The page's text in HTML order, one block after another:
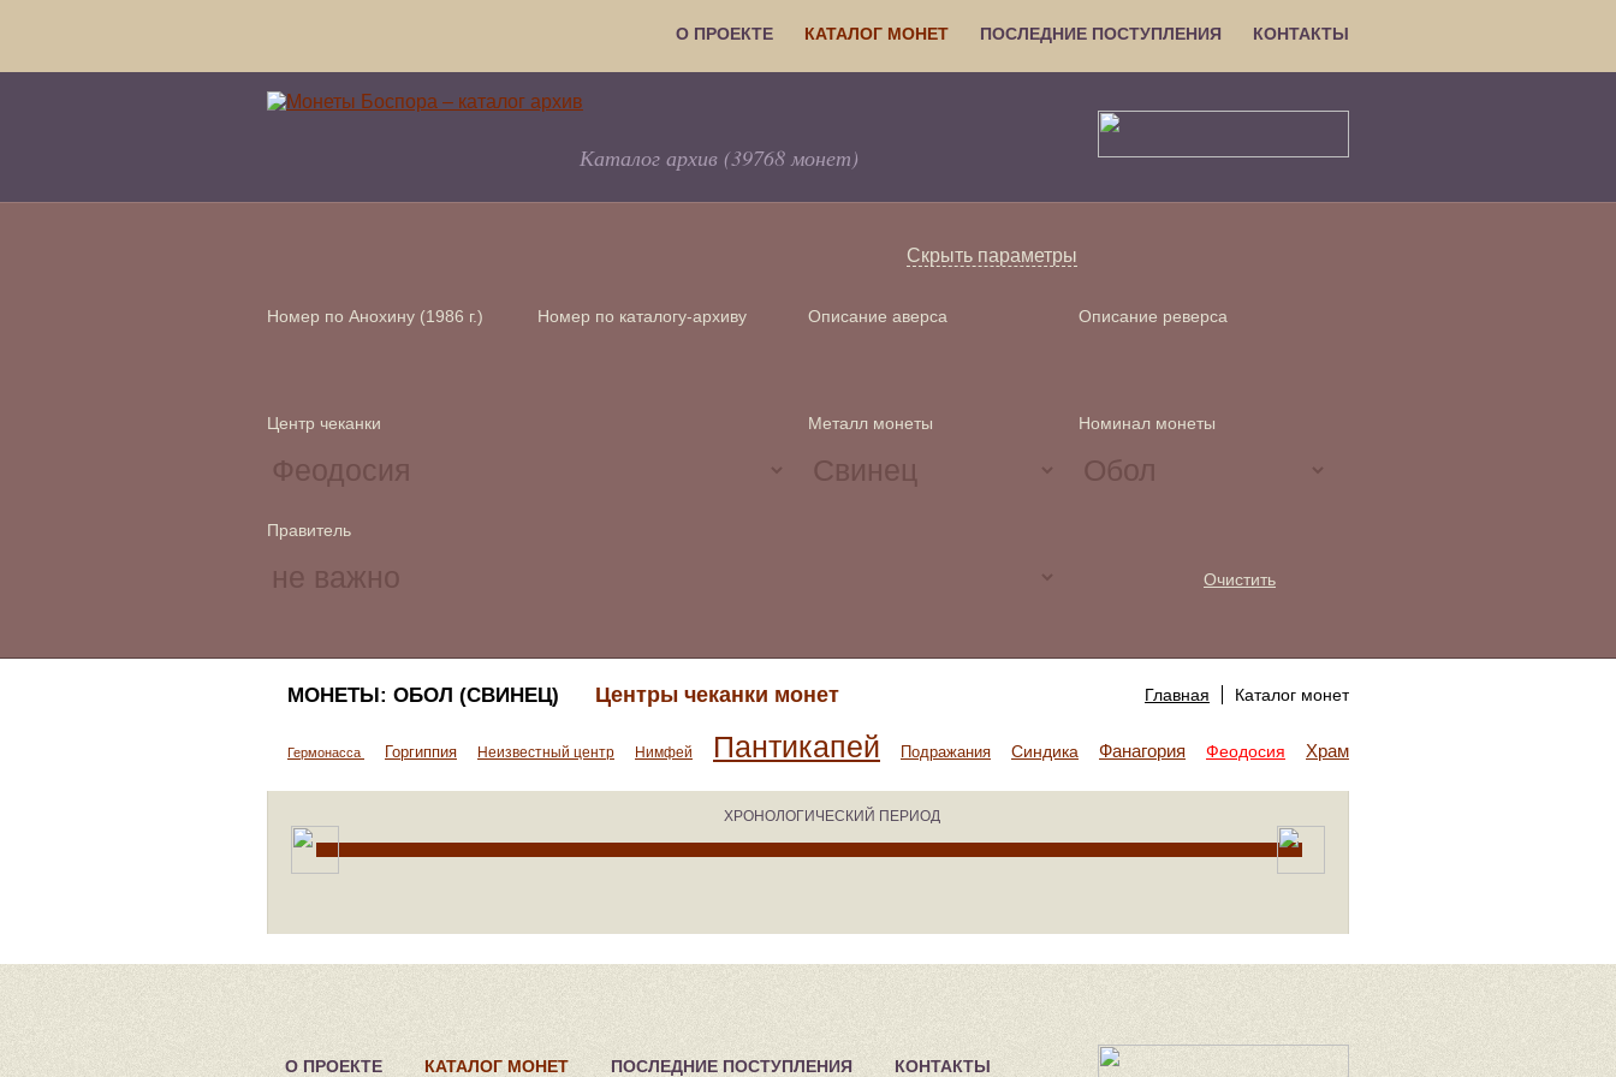
О ПРОЕКТЕ КАТАЛОГ МОНЕТ ПОСЛЕДНИЕ ПОСТУПЛЕНИЯ КОНТАКТЫ
Каталог архив (39768 монет)
Скрыть параметры
Номер по Анохину (1986 г.) Номер по каталогу-архиву Описание аверса Описание реверса
Центр чеканки Металл монеты Номинал монеты
Правитель
Очистить
Главная Каталог монет
МОНЕТЫ: ОБОЛ (СВИНЕЦ) Центры чеканки монет
Гермонасса Горгиппия Неизвестный центр Нимфей Пантикапей Подражания Синдика Фанагория Феодосия Храм Аполлона
ХРОНОЛОГИЧЕСКИЙ ПЕРИОД
О ПРОЕКТЕ КАТАЛОГ МОНЕТ ПОСЛЕДНИЕ ПОСТУПЛЕНИЯ КОНТАКТЫ